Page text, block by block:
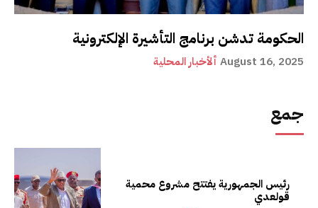
الحكومة تدشن برنامج التأشيرة الإلكترونية
ألأخبار المحلية August 16, 2025
جمع
رئيس الجمهورية يفتتح مشروع محمية
قولعدي